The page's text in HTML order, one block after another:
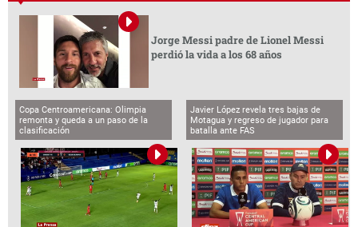
Jorge Messi padre de Lionel Messi
perdió la vida a los 68 años
Copa Centroamericana: Olimpia
remonta y queda a un paso de la
clasificación
Javier López revela tres bajas de
Motagua y regreso de jugador para
batalla ante FAS